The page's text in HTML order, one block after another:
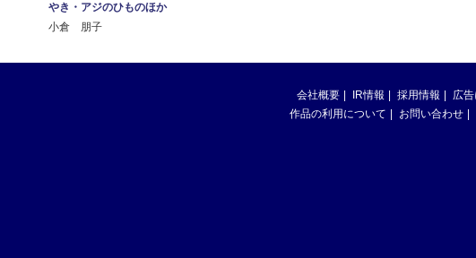
やき・アジのひものほか
小倉 朋子
会社概要 IR情報 採用情報 広
作品の利用について
お問い合わせ